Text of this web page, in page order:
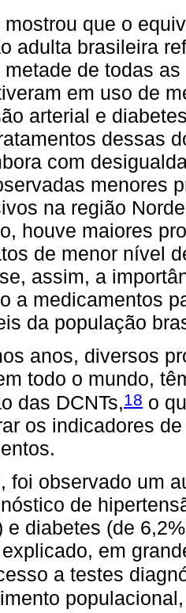
mostrou que o
adulta brasileira
metade de todas
em uso de
arterial e
dessas
com
menores
na região
houve maiores
de menor nível
assim, a
a medicamentos
da população
anos, diversos
todo o mundo,
das DCNTs,18 o
os indicadores
foi observado um
de
e diabetes (de
em
a testes